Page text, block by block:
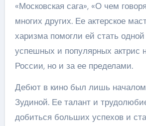
«Московская сага», «О чем
многих других. Ее актерское
харизма помогли ей стать
успешных и популярных актрис
России, но и за ее пределами.
Дебют в кино был лишь
Зудиной. Ее талант и
добиться больших успехов и